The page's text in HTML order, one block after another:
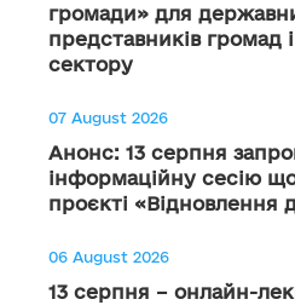
громади» для
представників громад
сектору
07 August 2026
Анонс: 13 серпня
інформаційну сесію
проєкті «Відновлення
06 August 2026
13 серпня – онлайн-